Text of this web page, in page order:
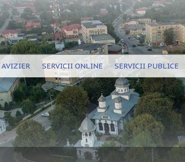
AVIZIER SERVICII ONLINE SERVICII PUBLICE